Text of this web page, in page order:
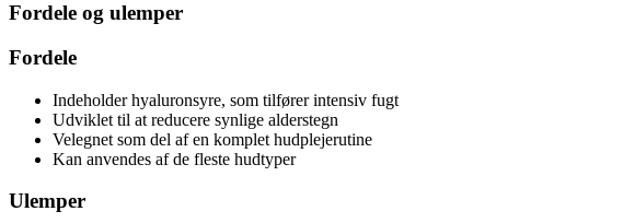
Fordele og ulemper
Fordele
Indeholder hyaluronsyre, som tilfører intensiv fugt
Udviklet til at reducere synlige alderstegn
Velegnet som del af en komplet hudplejerutine
Kan anvendes af de fleste hudtyper
Ulemper